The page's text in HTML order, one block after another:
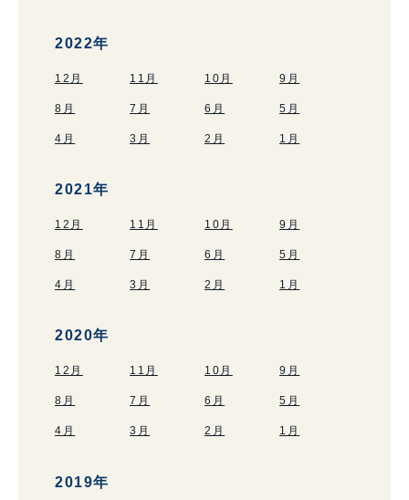
2022年
12月 11月 10月 9月
8月 7月 6月 5月
4月 3月 2月 1月
2021年
12月 11月 10月 9月
8月 7月 6月 5月
4月 3月 2月 1月
2020年
12月 11月 10月 9月
8月 7月 6月 5月
4月 3月 2月 1月
2019年